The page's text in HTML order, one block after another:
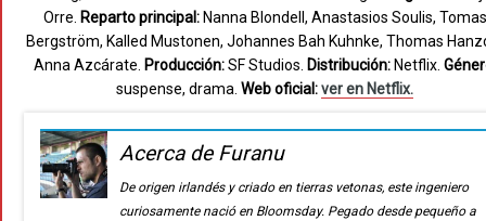
Orre. Reparto principal:Nanna Blondell, Anastasios Soulis, Tomas
Bergström, Kalled Mustonen, Johannes Bah Kuhnke, Thomas
Anna Azcárate. Producción:SF Studios. Distribución:Netflix.
suspense, drama. Web oficial:ver en Netflix.
Acerca de Furanu
De origen irlandés y criado en tierras vetonas, este ingeniero
curiosamente nació en Bloomsday. Pegado desde pequeño a